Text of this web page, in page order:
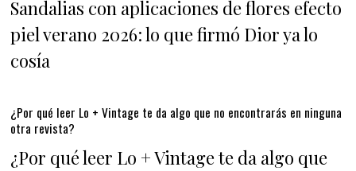
Sandalias con aplicaciones de flores efecto
piel verano 2026: lo que firmó Dior ya lo
cosía
¿Por qué leer Lo + Vintage te da algo que no encontrarás en ninguna
otra revista?
¿Por qué leer Lo + Vintage te da algo que